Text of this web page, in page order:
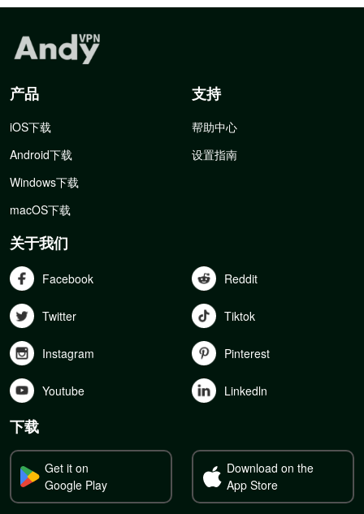
产品
iOS下载
Android下载
Windows下载
macOS下载
支持
帮助中心
设置指南
关于我们
Facebook Reddit
Twitter Tiktok
Instagram Pinterest
Youtube Linkedln
下载
Get it on
Google Play
Download on the
App Store